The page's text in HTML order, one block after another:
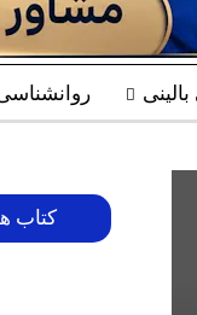
کتاب